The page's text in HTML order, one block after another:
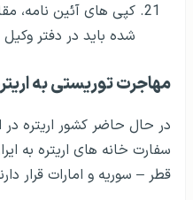
كپی های آئین نامه،
شده باید در دفتر
مهاجرت توریستی به
در حال حاضر کشور اریتره در
سفارت خانه های اریتره به
قطر – سوریه و امارات قرار